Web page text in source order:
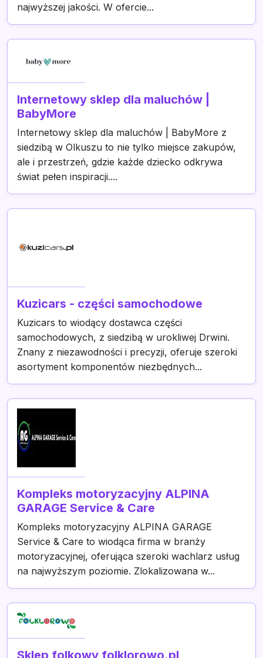
najwyższej jakości. W ofercie...
Internetowy sklep dla maluchów |
BabyMore
Internetowy sklep dla maluchów | BabyMore z
siedzibą w Olkuszu to nie tylko miejsce zakupów,
ale i przestrzeń, gdzie każde dziecko odkrywa
świat pełen inspiracji....
Kuzicars - części samochodowe
Kuzicars to wiodący dostawca części
samochodowych, z siedzibą w urokliwej Drwini.
Znany z niezawodności i precyzji, oferuje szeroki
asortyment komponentów niezbędnych...
Kompleks motoryzacyjny ALPINA
GARAGE Service & Care
Kompleks motoryzacyjny ALPINA GARAGE
Service & Care to wiodąca firma w branży
motoryzacyjnej, oferująca szeroki wachlarz usług
na najwyższym poziomie. Zlokalizowana w...
Sklep folkowy folklorowo.pl